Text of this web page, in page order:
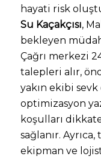
hayati risk
Su Kaçakçısı,
bekleyen
Çağrı merkezi
talepleri alır,
yakın ekibi
optimizasyon
koşulları
sağlanır.
ekipman ve